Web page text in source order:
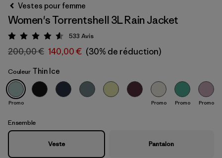
Thin Ice
Vestes pour femme
Women's Torrentshell 3L Rain Jacket
Évaluation: 4.6 / 5
533 Avis
200,00 € 140,00 € (30% de réduction)
Couleur Thin Ice
Promo Promo Promo Promo
Ensemble
Veste Pantalon